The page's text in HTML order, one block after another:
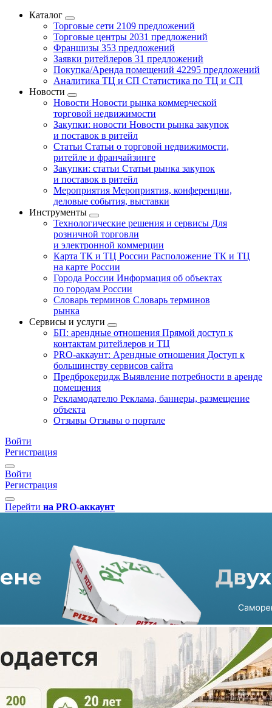
Каталог
Торговые сети 2109 предложений
Торговые центры 2031 предложений
Франшизы 353 предложений
Заявки ритейлеров 31 предложений
Покупка/Аренда помещений 42295 предложений
Аналитика ТЦ и СП Статистика по ТЦ и СП
Новости
Новости Новости рынка коммерческой
торговой недвижимости
Закупки: новости Новости рынка закупок
и поставок в ритейл
Статьи Статьи о торговой недвижимости,
ритейле и франчайзинге
Закупки: статьи Статьи рынка закупок
и поставок в ритейл
Мероприятия Мероприятия, конференции,
деловые события, выставки
Инструменты
Технологические решения и сервисы Для
розничной торговли
и электронной коммерции
Карта ТК и ТЦ России Расположение ТК и ТЦ
на карте России
Города России Информация об объектах
по городам России
Словарь терминов Словарь терминов
рынка
Сервисы и услуги
БП: арендные отношения Прямой доступ к
контактам ритейлеров и ТЦ
PRO-аккаунт: Арендные отношения Доступ к
большинству сервисов сайта
Предброкеридж Выявление потребности в аренде
помещения
Рекламодателю Реклама, баннеры, размещение
объекта
Отзывы Отзывы о портале
Войти
Регистрация
Войти
Регистрация
Перейти на PRO-аккаунт
Предложение об аренде / продаже недвижимости
Предложение об аренде /
продаже недвижимости